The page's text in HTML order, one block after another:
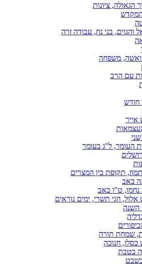
הגאולה, ציונות
והגוים, בני נח, עבודה זרה
משפחה
עם הרב
אייר
העומר, ל"ג בעומר
תקופת בין המצרים
באב
ט"ו באב
אלול, חגי תשרי, ימים נוראים
השנה
שמחת תורה
כסלו, חנוכה
בטבת